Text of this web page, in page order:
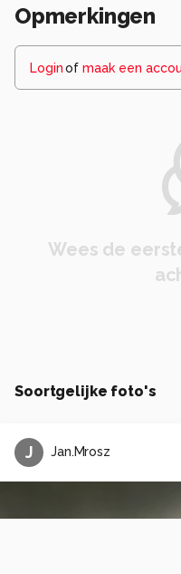
Opmerkingen
Loginof maak een
Wees de
Soortgelijke foto's
J Jan.Mrosz